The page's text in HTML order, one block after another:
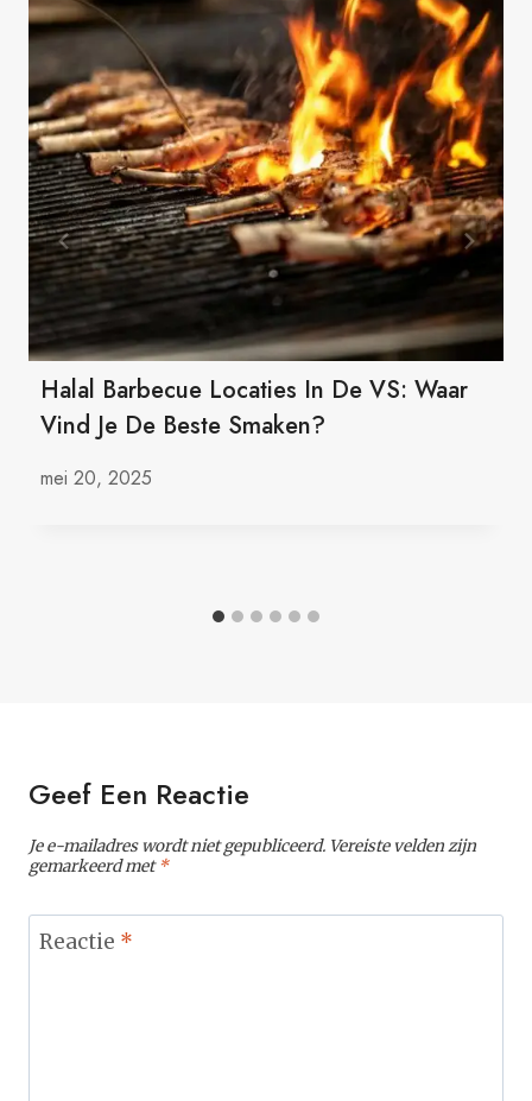
Halal Barbecue Locaties In De VS: Waar
Vind Je De Beste Smaken?
mei 20, 2025
Geef Een Reactie
Je e-mailadres wordt niet gepubliceerd. Vereiste velden zijn
gemarkeerd met*
Reactie *